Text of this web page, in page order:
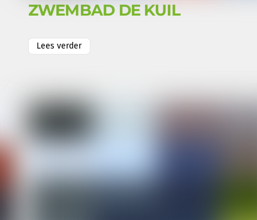
ZWEMBAD DE KUIL
Lees verder